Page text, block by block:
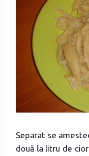
Separat se
două la litru de